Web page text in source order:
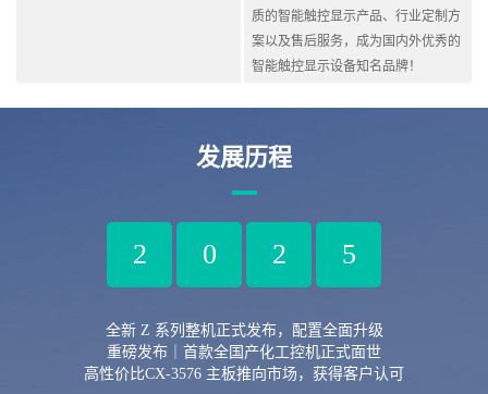
质的智能触控显示产品、行业定制方
案以及售后服务，成为国内外优秀的
智能触控显示设备知名品牌！
发展历程
2 0 2 5
全新 Z 系列整机正式发布，配置全面升级
重磅发布｜首款全国产化工控机正式面世
高性价比CX-3576 主板推向市场，获得客户认可